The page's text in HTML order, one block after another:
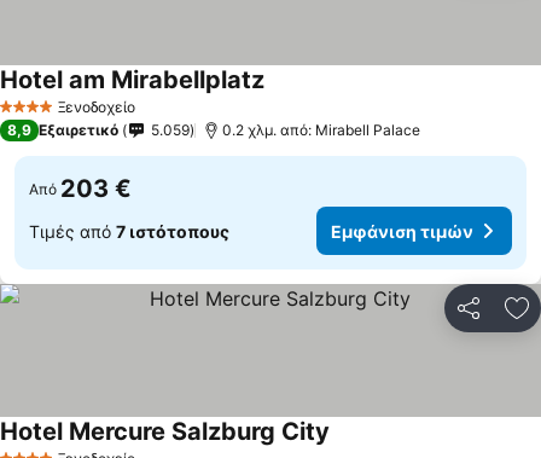
4 ΑστέριαΞενοδοχείο
Hotel am MirabellplatzΕμφάνιση τιμών
8,9 Εξαιρετικό 5.059 0.2 χλμ. από: Mirabell Palace
Από 203 €
Τιμές από 7 ιστότοπους Εμφάνιση τιμών
Hotel Mercure Salzburg City